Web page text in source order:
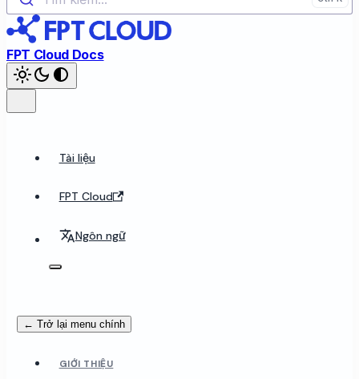
FPT Cloud Docs
Tài liệu
FPT Cloud
Ngôn ngữ
← Trở lại menu chính
GIỚI THIỆU